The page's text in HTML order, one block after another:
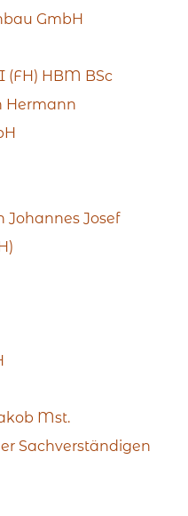
GmbH
(FH) HBM BSc
Hermann
Johannes Josef
Mst.
Sachverständigen